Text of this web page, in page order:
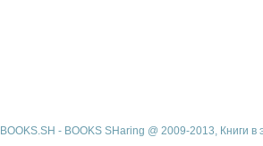
BOOKS.SH - BOOKS SHaring @ 2009-2013, Книги в